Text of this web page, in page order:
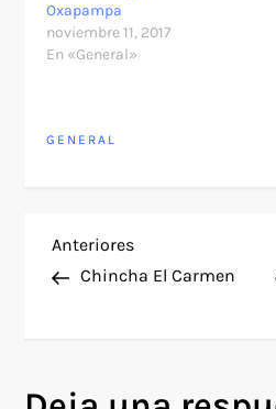
Oxapampa
noviembre 11, 2017
En «General»
GENERAL
N
Entrada
anterior
Anteriores
Chincha El Carmen